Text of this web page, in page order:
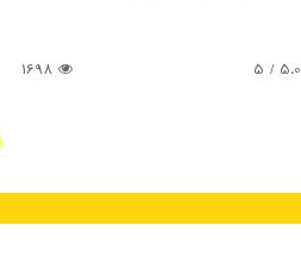
5.0
/ 5
1698